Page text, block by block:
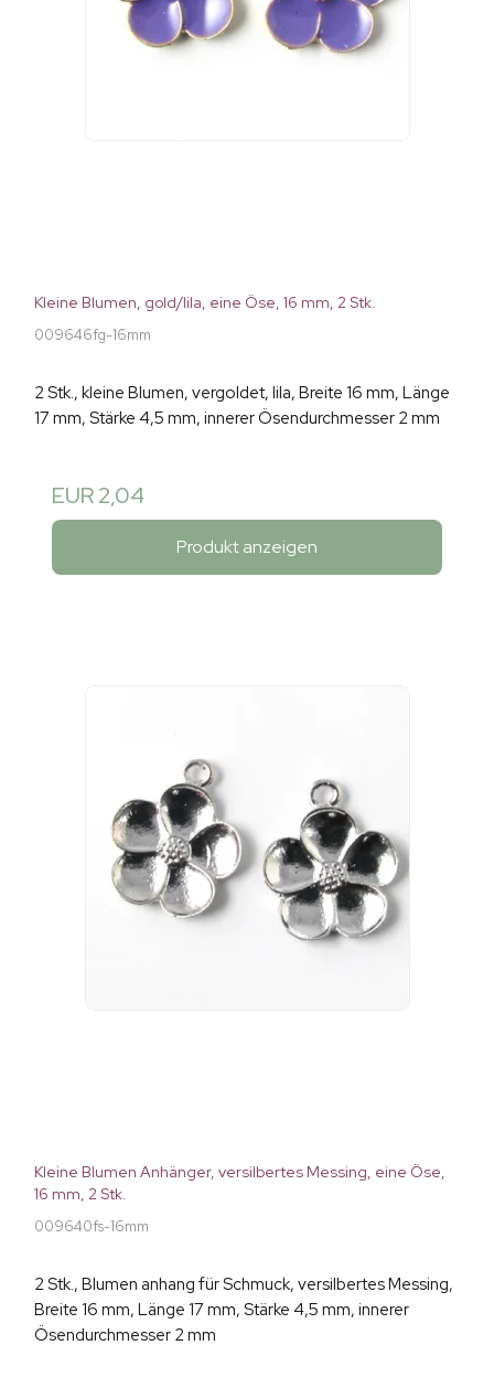
Kleine Blumen, gold/lila, eine Öse, 16 mm, 2 Stk.
009646fg-16mm
2 Stk., kleine Blumen, vergoldet, lila, Breite 16 mm, Länge
17 mm, Stärke 4,5 mm, innerer Ösendurchmesser 2 mm
EUR 2,04
Produkt anzeigen
Kleine Blumen Anhänger, versilbertes Messing, eine Öse,
16 mm, 2 Stk.
009640fs-16mm
2 Stk., Blumen anhang für Schmuck, versilbertes Messing,
Breite 16 mm, Länge 17 mm, Stärke 4,5 mm, innerer
Ösendurchmesser 2 mm